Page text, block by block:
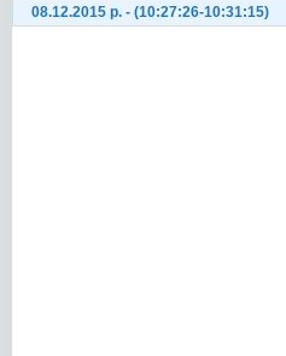
08.12.2015 р. - (10:27:26-10:31:15)